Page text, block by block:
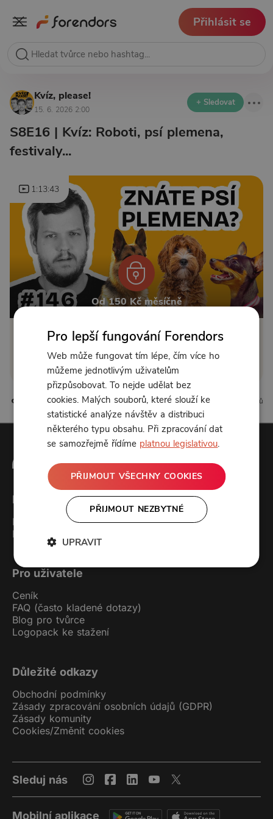
Přihlásit se
Kvíz, please!
15. 6. 2026 2:00
+ Sledovat
S8E16 | Kvíz: Roboti, psí plemena,
festivaly...
1:13:43
Od 150 Kč měsíčně
Klikněte pro odemčení
nebo sepřihlaste
0 líbí 0 komentářů
Forendors
Kontakt
Podcast studio
Pro uživatele
Ceník
FAQ (často kladené dotazy)
Blog pro tvůrce
Logopack ke stažení
Důležité odkazy
Obchodní podmínky
Zásady zpracování osobních údajů (GDPR)
Zásady komunity
Cookies/Změnit cookies
Sleduj nás
Mobilní aplikace
Pro lepší fungování Forendors
Web může fungovat tím lépe, čím více ho
můžeme jednotlivým uživatelům
přizpůsobovat. To nejde udělat bez
cookies. Malých souborů, které slouží ke
statistické analýze návštěv a distribuci
některého typu obsahu. Při zpracování dat
se samozřejmě řídíme platnou legislativou.
PŘIJMOUT VŠECHNY COOKIES
PŘIJMOUT NEZBYTNÉ
UPRAVIT